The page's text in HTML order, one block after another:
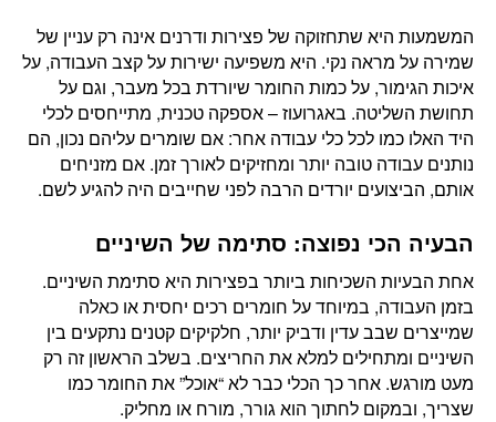
המשמעות היא שתחזוקה של פצירות ודרנים אינה רק עניין של
שמירה על מראה נקי. היא משפיעה ישירות על קצב העבודה, על
איכות הגימור, על כמות החומר שיורדת בכל מעבר, וגם על
תחושת השליטה. באגרועוז – אספקה טכנית, מתייחסים לכלי
היד האלו כמו לכל כלי עבודה אחר: אם שומרים עליהם נכון, הם
נותנים עבודה טובה יותר ומחזיקים לאורך זמן. אם מזניחים
אותם, הביצועים יורדים הרבה לפני שחייבים היה להגיע לשם.
הבעיה הכי נפוצה: סתימה של השיניים
אחת הבעיות השכיחות ביותר בפצירות היא סתימת השיניים.
בזמן העבודה, במיוחד על חומרים רכים יחסית או כאלה
שמייצרים שבב עדין ודביק יותר, חלקיקים קטנים נתקעים בין
השיניים ומתחילים למלא את החריצים. בשלב הראשון זה רק
מעט מורגש. אחר כך הכלי כבר לא “אוכל” את החומר כמו
שצריך, ובמקום לחתוך הוא גורר, מורח או מחליק.